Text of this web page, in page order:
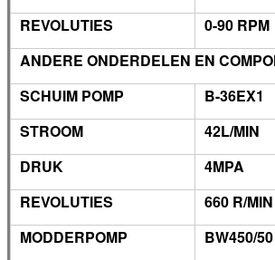
REVOLUTIES
0-90 RPM
ANDERE ONDERDELEN EN
SCHUIM POMP
B-36EX1
STROOM
42L/MIN
DRUK
4MPA
REVOLUTIES
660 R/MIN
MODDERPOMP
BW450/50